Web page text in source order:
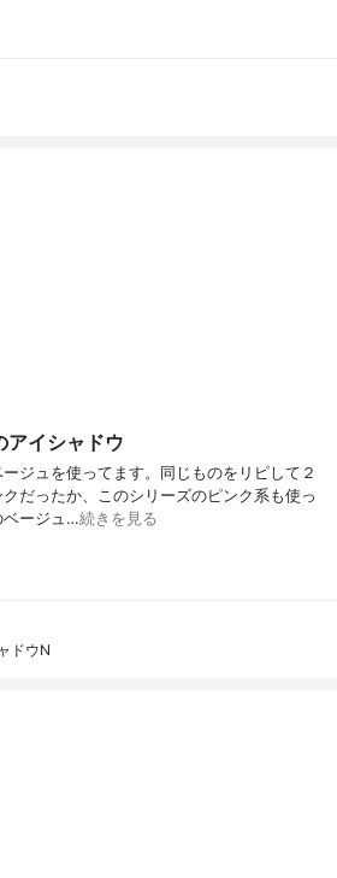
アイシャドウ
ジュを使ってます。同じものをリピして２
だったか、このシリーズのピンク系も使っ
ベージュ…続きを見る
ドウN